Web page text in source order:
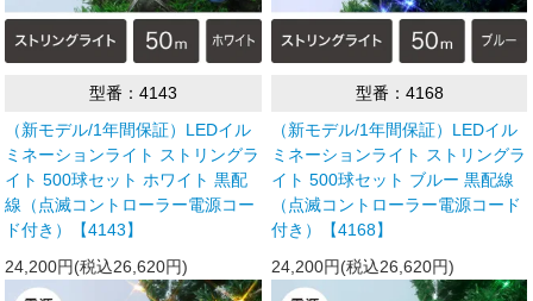
型番：4143
（新モデル/1年間保証）LEDイル
ミネーションライト ストリングラ
イト 500球セット ホワイト 黒配
線（点滅コントローラー電源コー
ド付き）【4143】
24,200円(税込26,620円)
型番：4168
（新モデル/1年間保証）LEDイル
ミネーションライト ストリングラ
イト 500球セット ブルー 黒配線
（点滅コントローラー電源コード
付き）【4168】
24,200円(税込26,620円)